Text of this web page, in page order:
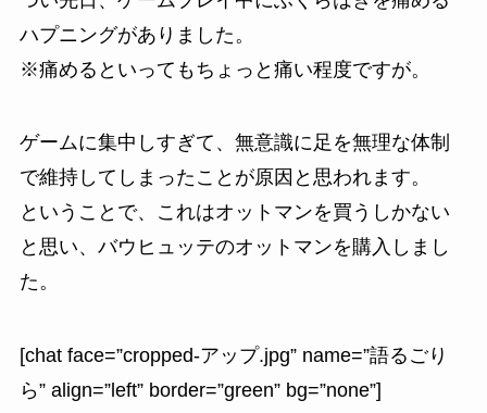
ハプニングがありました。
※痛めるといってもちょっと痛い程度ですが。
ゲームに集中しすぎて、無意識に足を無理な体制
で維持してしまったことが原因と思われます。
ということで、これはオットマンを買うしかない
と思い、 バウヒュッテのオットマンを購入しまし
た。
[chat face=”cropped-アップ.jpg” name=”語るごり
ら” align=”left” border=”green” bg=”none”]